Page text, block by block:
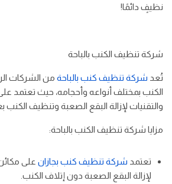
نظيفٍ دائمًا!
شركة تنظيف الكنب بالباحة
تُعد شركة تنظيف كنب بالباحة من الشركات
الكنب بمختلف أنواعه وأحجامه، حيث تعتمد
والتقنيات لإزالة البقع الصعبة وتنظيف الكنب
مزايا شركة تنظيف الكنب بالباحة:
تعتمد شركة تنظيف كنب بجازان على مكائن
لإزالة البقع الصعبة دون إتلاف الكنب.